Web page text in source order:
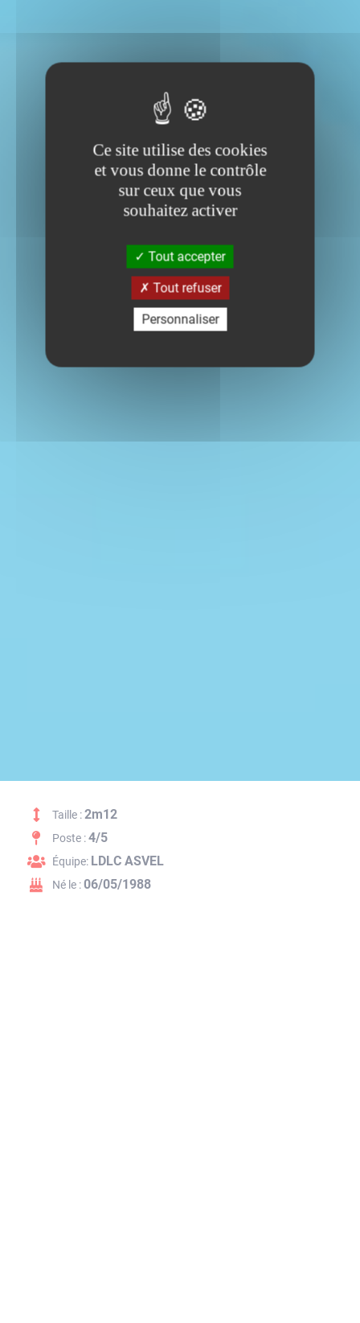
Taille :2m12
Poste :4/5
Équipe: LDLC ASVEL
Né le :06/05/1988
Ce site utilise des cookies
et vous donne le contrôle
sur ceux que vous
souhaitez activer
Tout accepter
Tout refuser
Personnaliser